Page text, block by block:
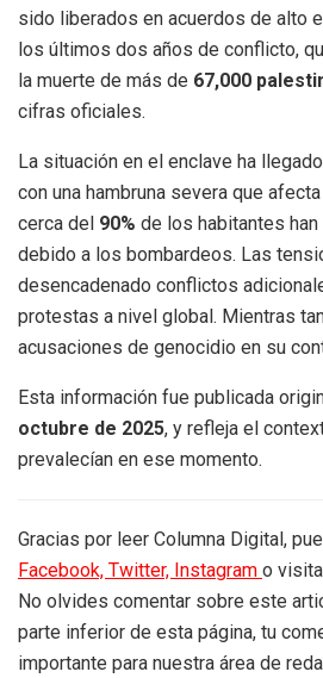
sido liberados en acuerdos de alto
los últimos dos años de conflicto,
la muerte de más de 67,000
cifras oficiales.
La situación en el enclave ha
con una hambruna severa que
cerca del 90% de los habitantes
debido a los bombardeos. Las
desencadenado conflictos
protestas a nivel global. Mientras
acusaciones de genocidio en su
Esta información fue publicada
octubre de 2025, y refleja el
prevalecían en ese momento.
Gracias por leer Columna Digital,
Facebook, Twitter, Instagram o
No olvides comentar sobre este
parte inferior de esta página, tu
importante para nuestra área de